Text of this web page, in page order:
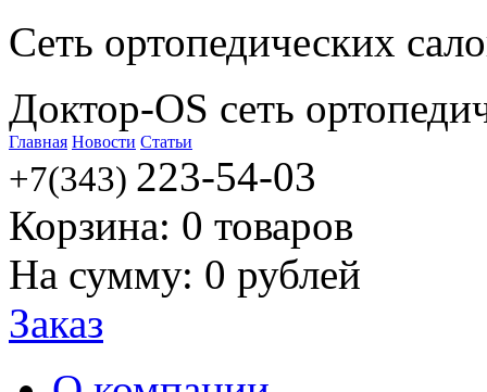
Сеть ортопедических
Доктор-OS сеть
Главная Новости Статьи
+7(343) 223-54-03
Корзина: 0 товаров
На сумму: 0 рублей
Заказ